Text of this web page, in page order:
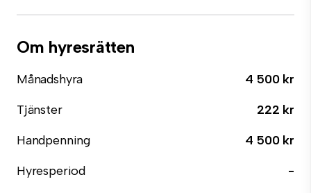
Om hyresrätten
Månadshyra
4 500 kr
Tjänster
222 kr
Handpenning
4 500 kr
Hyresperiod
-